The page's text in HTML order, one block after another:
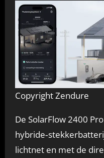
Copyright Zendure
De SolarFlow 2400
lichtnet en met de